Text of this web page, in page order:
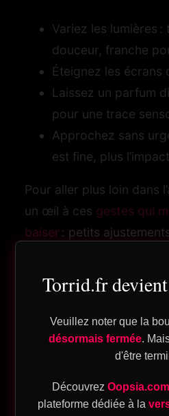
Variez les lumières :
douceur, franche
Éteignez les écrans
Laissez un parfum
pour une trace
Approchez sans
est fine, plus
Pour aller plus loin dans
un œil à ces gestes qui
baiser : petits
21
bisous
ce soir
Torrid.fr
Veuillez noter que la
désormais fermée.
d'être
Découvrez Oopsia.com
plateforme dédiée à la